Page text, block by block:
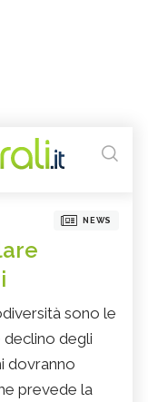
NEWS
sono le
declino degli
dovranno
prevede la